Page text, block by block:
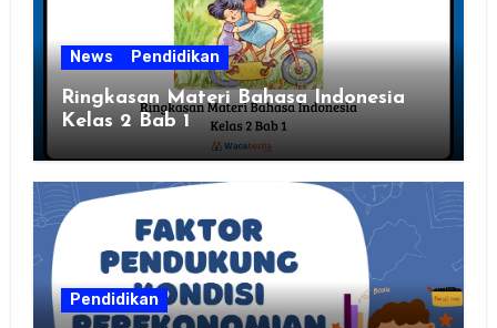
News Pendidikan
Ringkasan Materi Bahasa Indonesia
Kelas 2 Bab 1
Pendidikan